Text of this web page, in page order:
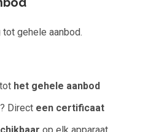
gehele aanbod.
het gehele aanbod
Direct een certificaat